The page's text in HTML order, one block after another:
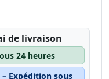
de livraison
24 heures
Expédition sous